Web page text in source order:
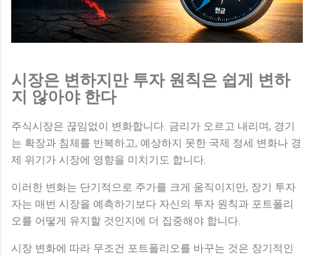
시장은 변하지만 투자 원칙은 쉽게 변하
지 않아야 한다
주식시장은 끊임없이 변화합니다. 금리가 오르고 내리며, 경기
는 확장과 침체를 반복하고, 예상하지 못한 국제 정세 변화나 경
제 위기가 시장에 영향을 미치기도 합니다.
이러한 변화는 단기적으로 주가를 크게 움직이지만, 장기 투자
자는 매번 시장을 예측하기보다 자신의 투자 원칙과 포트폴리
오를 어떻게 유지할 것인지에 더 집중해야 합니다.
시장 변화에 따라 무조건 포트폴리오를 바꾸는 것은 장기적인